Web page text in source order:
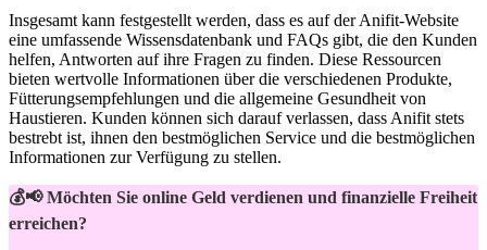
Insgesamt kann festgestellt werden, dass es auf der Anifit-Website
eine umfassende Wissensdatenbank und FAQs gibt, die den Kunden
helfen, Antworten auf ​ihre Fragen zu finden. Diese Ressourcen
bieten wertvolle Informationen über die verschiedenen Produkte,
Fütterungsempfehlungen und die allgemeine Gesundheit von
Haustieren. Kunden können‍ sich darauf verlassen, dass Anifit stets
bestrebt ⁢ist,⁤ ihnen den bestmöglichen Service und ⁣die bestmöglichen
‍Informationen zur Verfügung zu stellen.
💰📢 Möchten Sie online Geld verdienen und finanzielle Freiheit
erreichen?